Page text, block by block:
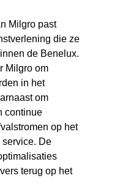
Milgro past
die ze
de Benelux.
Milgro om
in het
om
continue
op het
De
terug op het